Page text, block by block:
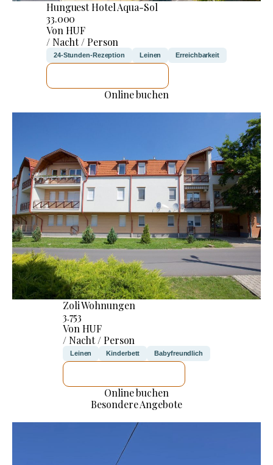
Hunguest Hotel Aqua-Sol
33.000
Von HUF
/ Nacht / Person
24-Stunden-Rezeption Leinen Erreichbarkeit
Online buchen
Zoli Wohnungen
3.753
Von HUF
/ Nacht / Person
Leinen Kinderbett Babyfreundlich
Online buchen
Besondere Angebote